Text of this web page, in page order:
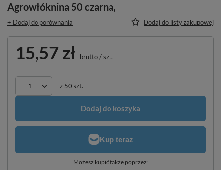
Agrowłóknina 50 czarna,
+ Dodaj do porównania Dodaj do listy zakupowej
15,57 zł brutto/szt.
z 50 szt.
Dodaj do koszyka
Możesz kupić także poprzez: